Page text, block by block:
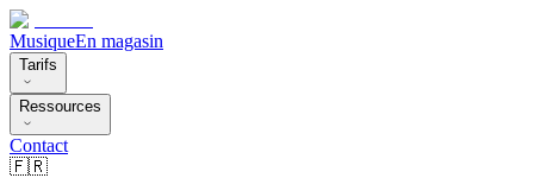
MusiqueEn magasin
Tarifs
Ressources
Contact
🇫🇷